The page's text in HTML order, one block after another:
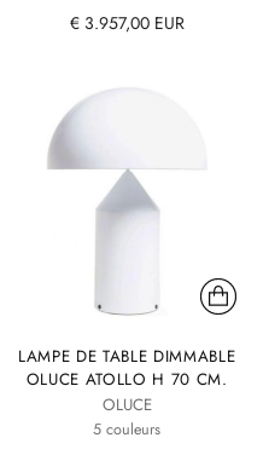
€ 3.957,00 EUR
LAMPE DE TABLE DIMMABLE
OLUCE ATOLLO H 70 CM.
OLUCE
5 couleurs